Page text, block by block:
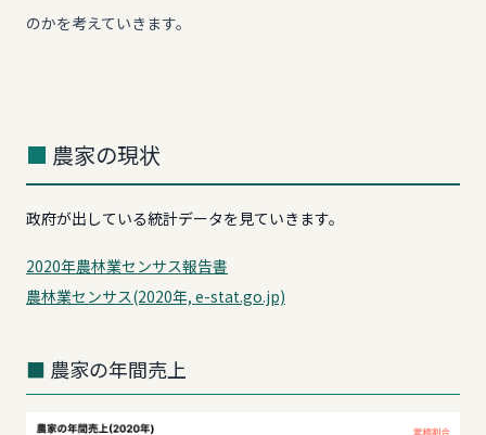
のかを考えていきます。
農家の現状
政府が出している統計データを見ていきます。
2020年農林業センサス報告書
農林業センサス(2020年, e-stat.go.jp)
農家の年間売上